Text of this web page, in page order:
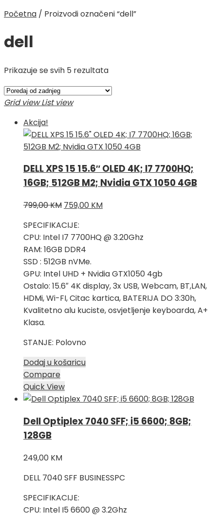
Početna / Proizvodi označeni “dell”
dell
Prikazuje se svih 5 rezultataPoredano
najnovijem
Grid view List view
Akcija!
DELL XPS 15 15.6″ OLED 4K; I7 7700HQ;
16GB; 512GB M2; Nvidia GTX 1050 4GB
799,00KM Izvorna
bila
je:
799,00 KM.
759,00 KMTrenutna
759,00 KM.
SPECIFIKACIJE:
CPU: Intel I7 7700HQ @ 3.20Ghz
RAM: 16GB DDR4
SSD : 512GB nVMe.
GPU: Intel UHD + Nvidia GTX1050 4gb
Ostalo: 15.6″ 4K display, 3x USB, Webcam, BT,LAN,
HDMi, Wi-FI, Citac kartica, BATERIJA DO 3:30h,
Kvalitetno alu kuciste, osvjetljenje keyboarda, A+
Klasa.
STANJE: Polovno
Dodaj u košaricu
Compare
Quick View
Dell Optiplex 7040 SFF; i5 6600; 8GB;
128GB
249,00 KM
DELL 7040 SFF BUSINESSPC
SPECIFIKACIJE:
CPU: Intel I5 6600 @ 3.2Ghz